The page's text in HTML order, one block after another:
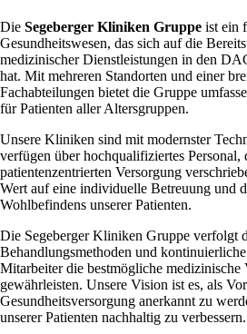
Die Segeberger Kliniken Gruppe ist ein
Gesundheitswesen, das sich auf die
medizinischer Dienstleistungen in den
hat. Mit mehreren Standorten und einer
Fachabteilungen bietet die Gruppe
für Patienten aller Altersgruppen.
Unsere Kliniken sind mit modernster
verfügen über hochqualifiziertes Personal,
patientenzentrierten Versorgung
Wert auf eine individuelle Betreuung und
Wohlbefindens unserer Patienten.
Die Segeberger Kliniken Gruppe verfolgt
Behandlungsmethoden und
Mitarbeiter die bestmögliche medizinische
gewährleisten. Unsere Vision ist es, als
Gesundheitsversorgung anerkannt zu
unserer Patienten nachhaltig zu verbessern.